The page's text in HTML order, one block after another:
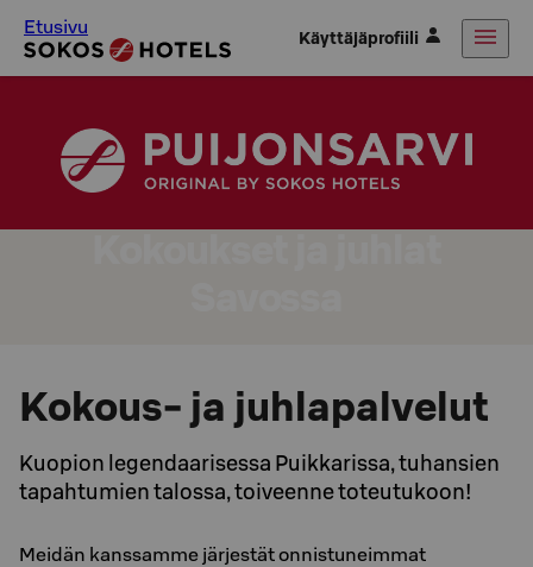
Etusivu Käyttäjäprofiili
Kokous- ja juhlapalvelut
Kuopion legendaarisessa Puikkarissa, tuhansien
tapahtumien talossa, toiveenne toteutukoon!
Meidän kanssamme järjestät onnistuneimmat